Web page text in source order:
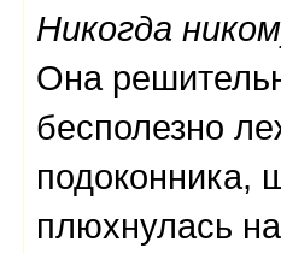
Никогда
Она
бесполезно
подоконника,
плюхнулась